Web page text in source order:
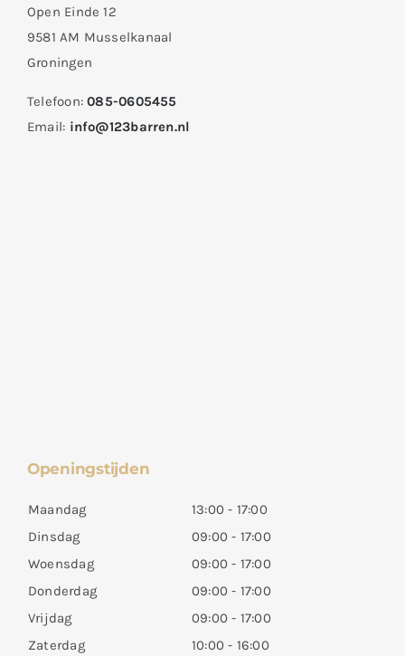
Open Einde 12
9581 AM Musselkanaal
Groningen
Telefoon:085-0605455
Email: info@123barren.nl
Openingstijden
Maandag
13:00 - 17:00
Dinsdag
09:00 - 17:00
Woensdag
09:00 - 17:00
Donderdag
09:00 - 17:00
Vrijdag
09:00 - 17:00
Zaterdag
10:00 - 16:00